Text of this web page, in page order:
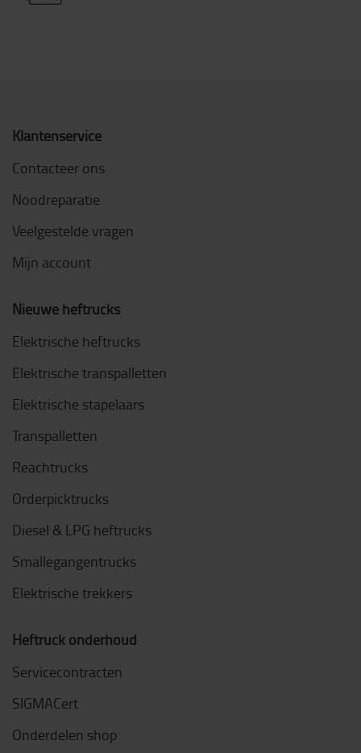
Klantenservice
Contacteer ons
Noodreparatie
Veelgestelde vragen
Mijn account
Nieuwe heftrucks
Elektrische heftrucks
Elektrische transpalletten
Elektrische stapelaars
Transpalletten
Reachtrucks
Orderpicktrucks
Diesel & LPG heftrucks
Smallegangentrucks
Elektrische trekkers
Heftruck onderhoud
Servicecontracten
SIGMACert
Onderdelen shop